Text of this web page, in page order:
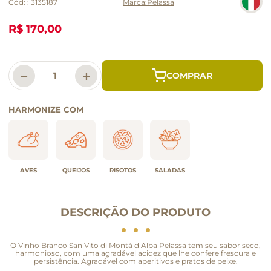
Cód: : 3135187 Pelassa
R$ 170,00
＋
－
HARMONIZE COM
AVES QUEIJOS RISOTOS SALADAS
DESCRIÇÃO DO PRODUTO
O Vinho Branco San Vito di Montà d Alba Pelassa tem seu sabor seco,
harmonioso, com uma agradável acidez que lhe confere frescura e
persistência. Agradável com aperitivos e pratos de peixe.